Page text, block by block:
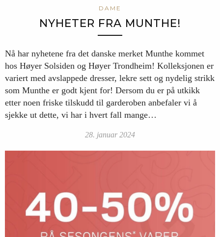
DAME
NYHETER FRA MUNTHE!
Nå har nyhetene fra det danske merket Munthe kommet
hos Høyer Solsiden og Høyer Trondheim! Kolleksjonen er
variert med avslappede dresser, lekre sett og nydelig strikk
som Munthe er godt kjent for! Dersom du er på utkikk
etter noen friske tilskudd til garderoben anbefaler vi å
sjekke ut dette, vi har i hvert fall mange…
28. januar 2024